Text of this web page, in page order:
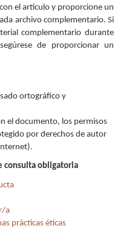
el artículo y proporcione un
archivo complementario. Si
complementario durante
de proporcionar un
ortográfico y
el documento, los permisos
por derechos de autor
consulta obligatoria
a
prácticas éticas